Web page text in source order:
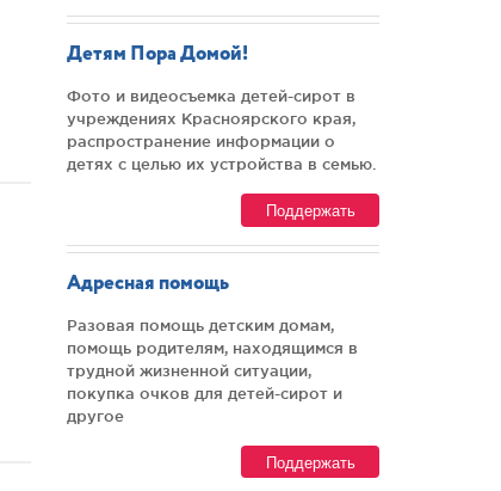
Детям Пора Домой!
Фото и видеосъемка детей-сирот в
учреждениях Красноярского края,
распространение информации о
детях с целью их устройства в семью.
Поддержать
Адресная помощь
Разовая помощь детским домам,
помощь родителям, находящимся в
трудной жизненной ситуации,
покупка очков для детей-сирот и
другое
Поддержать